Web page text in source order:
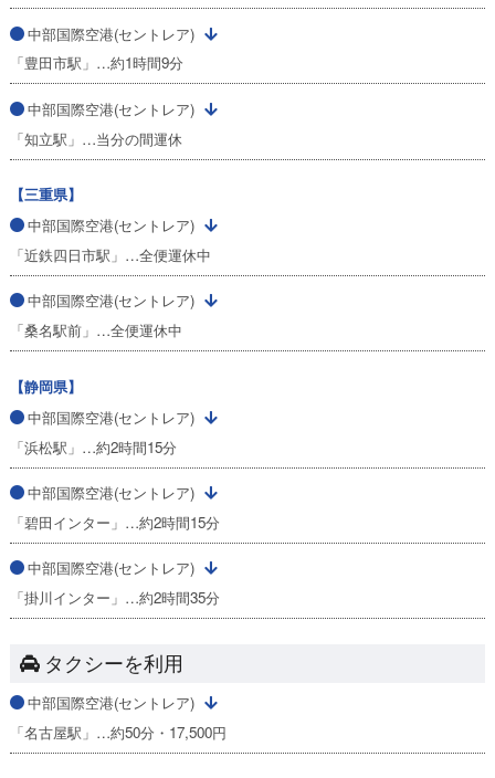
中部国際空港(セントレア)
「豊田市駅」…約1時間9分
中部国際空港(セントレア)
「知立駅」…当分の間運休
【三重県】
中部国際空港(セントレア)
「近鉄四日市駅」…全便運休中
中部国際空港(セントレア)
「桑名駅前」…全便運休中
【静岡県】
中部国際空港(セントレア)
「浜松駅」…約2時間15分
中部国際空港(セントレア)
「碧田インター」…約2時間15分
中部国際空港(セントレア)
「掛川インター」…約2時間35分
タクシーを利用
中部国際空港(セントレア)
「名古屋駅」…約50分・17,500円